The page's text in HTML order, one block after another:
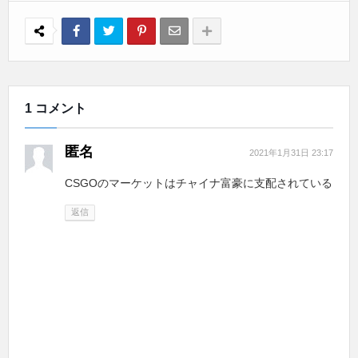
1 コメント
匿名 2021年1月31日 23:17
CSGOのマーケットはチャイナ富豪に支配されている
返信